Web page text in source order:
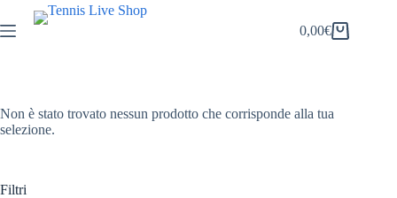
al
contenuto
Carrello
0,00€
Non è stato trovato nessun prodotto che corrisponde alla tua
selezione.
Filtri